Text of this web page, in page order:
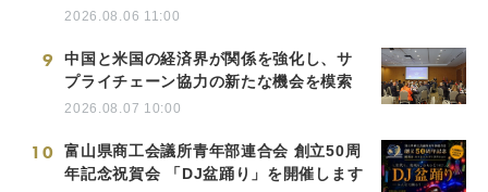
2026.08.06 11:00
9
中国と米国の経済界が関係を強化し、サ
プライチェーン協力の新たな機会を模索
2026.08.07 10:00
10
富山県商工会議所青年部連合会 創立50周
年記念祝賀会 「DJ盆踊り」を開催します